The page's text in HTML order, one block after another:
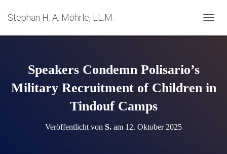
Stephan H. A. Möhrle, LL.M.
A
T
I
Speakers Condemn Polisario’s
Military Recruitment of Children in
Tindouf Camps
Veröffentlicht von S. am 12. Oktober 2025